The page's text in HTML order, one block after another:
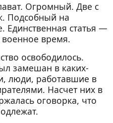
Огромный. Две с
Подсобный на
Единственная статья —
время.
освободилось.
замешан в каких-
люди, работавшие в
Насчет них в
оговорка, что